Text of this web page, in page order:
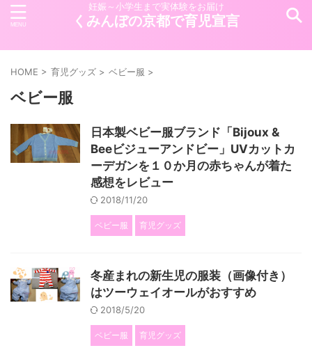
妊娠～小学生まで実体験をお届け
くみんぼの京都で育児宣言
HOME > 育児グッズ > ベビー服 >
ベビー服
日本製ベビー服ブランド「Bijoux &
Beeビジューアンドビー」UVカットカ
ーデガンを１０か月の赤ちゃんが着た
感想をレビュー
2018/11/20
ベビー服 育児グッズ
冬産まれの新生児の服装（画像付き）
はツーウェイオールがおすすめ
2018/5/20
ベビー服 育児グッズ